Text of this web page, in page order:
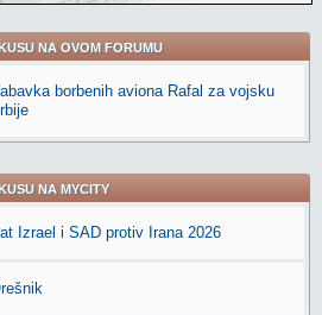
NA OVOM FORUMU
borbenih aviona Rafal za vojsku
NA MYCITY
Izrael i SAD protiv Irana 2026